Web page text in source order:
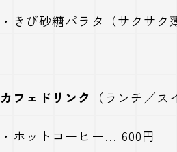
・きび砂糖パラタ（サクサ
カフェドリンク （ランチ／ス
・ホットコーヒー… 600円